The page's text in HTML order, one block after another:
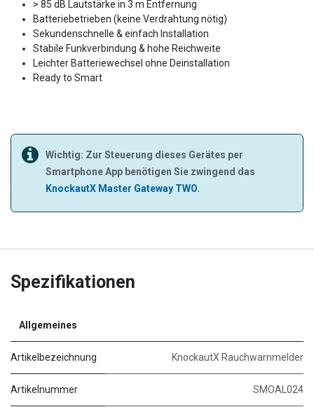
> 85 dB Lautstärke in 3 m Entfernung
Batteriebetrieben (keine Verdrahtung nötig)
Sekundenschnelle & einfach Installation
Stabile Funkverbindung & hohe Reichweite
Leichter Batteriewechsel ohne Deinstallation
Ready to Smart
Wichtig: Zur Steuerung dieses Gerätes per
Smartphone App benötigen Sie zwingend das
KnockautX Master Gateway TWO.
Spezifikationen
Allgemeines
Artikelbezeichnung KnockautX Rauchwarnmelder
Artikelnummer SMOAL024